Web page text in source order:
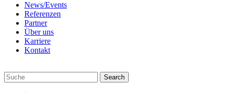
News/Events
Referenzen
Partner
Über uns
Karriere
Kontakt